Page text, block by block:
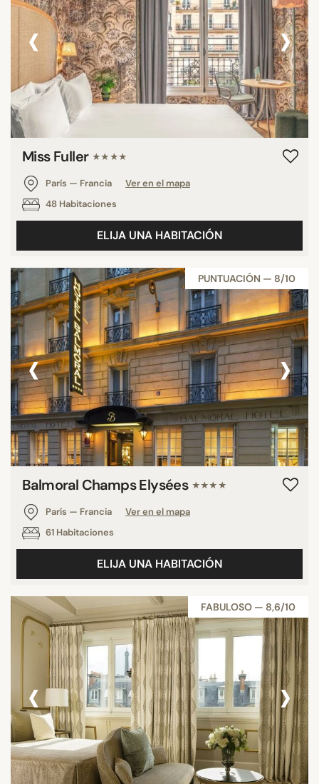
‹ ›
Miss Fuller ★★★★
París — Francia
Ver en el mapa
48 Habitaciones
ELIJA UNA HABITACIÓN
PUNTUACIÓN — 8/10
‹ ›
Balmoral Champs Elysées ★★★★
París — Francia
Ver en el mapa
61 Habitaciones
ELIJA UNA HABITACIÓN
FABULOSO — 8,6/10
‹ ›